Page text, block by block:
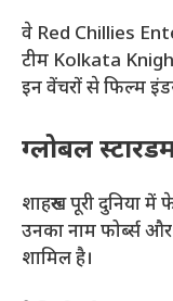
वे Red Chillies
टीम Kolkata
इन वेंचरों से फिल्म
ग्लोबल
शाहरुख पूरी दुनिया
उनका नाम फोर्ब्स
शामिल है।